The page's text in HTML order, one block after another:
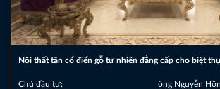
Nội thất tân cổ điển gỗ tự nhiên đẳng cấp cho biệt
Chủ đầu tư:
ông Nguyễn